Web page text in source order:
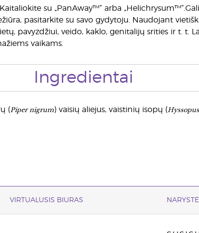
su „PanAway™“ arba
pasitarkite su savo gydytoju. Naudojant
pavyzdžiui, veido, kaklo, genitalijų srities ir t. t.
vaikams.
Ingredientai
(Piper nigrum) vaisių aliejus, vaistinių isopų (
VIRTUALUSIS BIURAS NARYSTĖ